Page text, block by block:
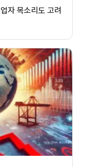
자 목소리도 고려